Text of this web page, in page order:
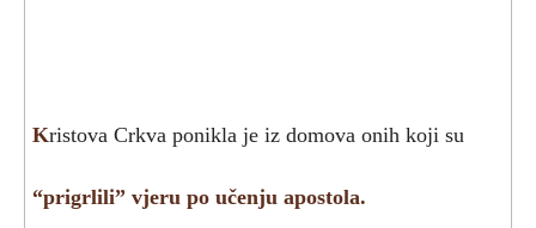
Kristova Crkva ponikla je iz domova onih koji su
“prigrlili” vjeru po učenju apostola.